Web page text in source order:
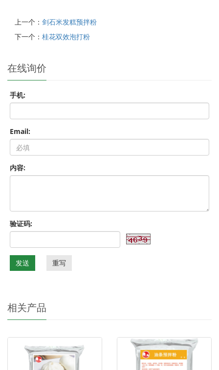
上一个： 剑石米发糕预拌粉
下一个： 桂花双效泡打粉
在线询价
手机:
Email:
内容:
验证码:
发送 重写
相关产品